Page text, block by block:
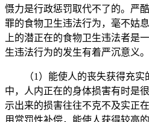
慑力是行政惩罚取代不了的。严
罪的食物卫生违法行为，毫不姑
上的潜正在的食物卫生违法者是
生违法行为的发生有着严沉意义。
（1）能使人的丧失获得充实
中，人内正在的身体损害有时是
示出来的损害往往不克不及实正
用赏罚性补偿，能使人获得较高